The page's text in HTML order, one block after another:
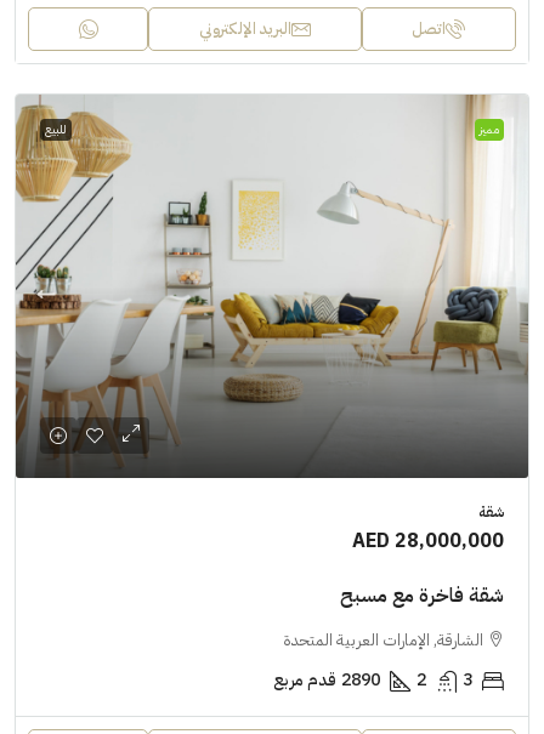
اتصل البريد الإلكتروني
مميز للبيع
شقة
AED 28,000,000
شقة فاخرة مع مسبح
الشارقة, الإمارات العربية المتحدة
3
2
2890 قدم مربع